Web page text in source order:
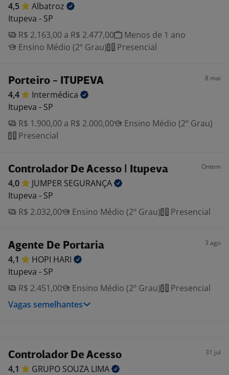
4,5
Albatroz
Itupeva - SP
R$ 2.163,00 a R$ 2.477,00
Menos de 1 ano
Ensino Médio (2º Grau)
Presencial
Porteiro - ITUPEVA 8 mai
4,4
Intermédica
Itupeva - SP
R$ 1.900,00 a R$ 2.000,00
Ensino Médio (2º Grau)
Presencial
Controlador De Acesso | Itupeva Ontem
4,0 JUMPER SEGURANÇA
Itupeva - SP
R$ 2.032,00
Ensino Médio (2º Grau) Presencial
Agente De Portaria 3 ago
4,1 HOPI HARI
Itupeva - SP
R$ 2.451,00
Ensino Médio (2º Grau)
Presencial
Vagas semelhantes
Controlador De Acesso 31 jul
4,1 GRUPO SOUZA LIMA